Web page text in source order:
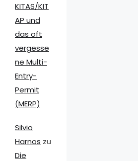
KITAS/KIT
AP und
das oft
vergesse
ne Multi-
Entry-
Permit
(MERP)
Silvio
Harnos zu
Die